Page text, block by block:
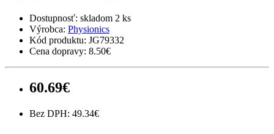
Dostupnosť: skladom 2 ks
Výrobca: Physionics
Kód produktu: JG79332
Cena dopravy: 8.50€
60.69€
Bez DPH: 49.34€